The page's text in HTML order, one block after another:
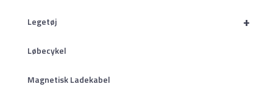
+
Legetøj
Løbecykel
Magnetisk Ladekabel